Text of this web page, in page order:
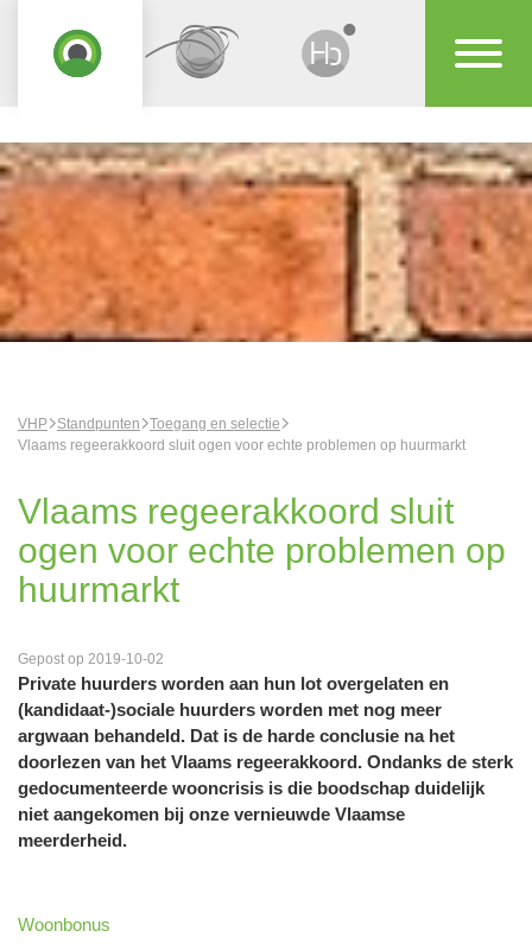
VHP Standpunten
Toegang en selectie
Vlaams regeerakkoord sluit ogen voor echte problemen op huurmarkt
Vlaams regeerakkoord sluit
ogen voor echte problemen op
huurmarkt
Gepost op 2019-10-02
Private huurders worden aan hun lot overgelaten en
(kandidaat-)sociale huurders worden met nog meer
argwaan behandeld. Dat is de harde conclusie na het
doorlezen van het Vlaams regeerakkoord. Ondanks de sterk
gedocumenteerde wooncrisis is die boodschap duidelijk
niet aangekomen bij onze vernieuwde Vlaamse
meerderheid.
Woonbonus